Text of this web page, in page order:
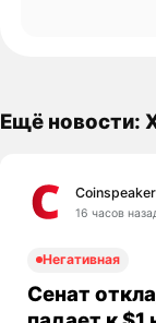
Ещё новости:
Coinspeaker
16 часов
Негативная
Сенат